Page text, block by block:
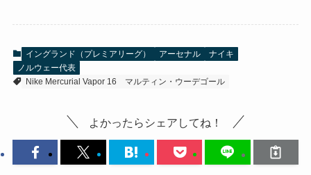
イングランド（プレミアリーグ） アーセナル
ナイキ
ノルウェー代表
Nike Mercurial Vapor 16
マルティン・ウーデゴール
よかったらシェアしてね！